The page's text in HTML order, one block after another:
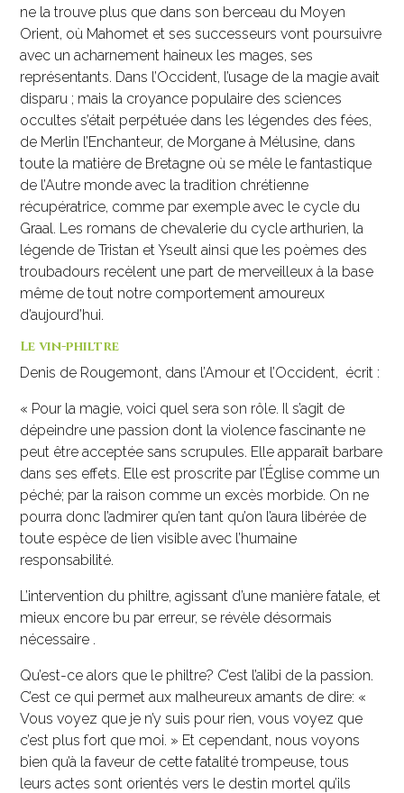
ne la trouve plus que dans son berceau du Moyen
Orient, où Mahomet et ses successeurs vont poursuivre
avec un acharnement haineux les mages, ses
représentants. Dans l’Occident, l’usage de la magie avait
disparu ; mais la croyance populaire des sciences
occultes s’était perpétuée dans les légendes des fées,
de Merlin l’Enchanteur, de Morgane à Mélusine, dans
toute la matière de Bretagne où se mêle le fantastique
de l’Autre monde avec la tradition chrétienne
récupératrice, comme par exemple avec le cycle du
Graal. Les romans de chevalerie du cycle arthurien, la
légende de Tristan et Yseult ainsi que les poèmes des
troubadours recèlent une part de merveilleux à la base
même de tout notre comportement amoureux
d’aujourd’hui.
Le vin-philtre
Denis de Rougemont, dans l’Amour et l’Occident, écrit :
« Pour la magie, voici quel sera son rôle. Il s’agit de
dépeindre une passion dont la violence fascinante ne
peut être acceptée sans scrupules. Elle apparaît barbare
dans ses effets. Elle est proscrite par l’Église comme un
péché; par la raison comme un excès morbide. On ne
pourra donc l’admirer qu’en tant qu’on l’aura libérée de
toute espèce de lien visible avec l’humaine
responsabilité.
L’intervention du philtre, agissant d’une manière fatale, et
mieux encore bu par erreur, se révèle désormais
nécessaire .
Qu’est-ce alors que le philtre? C’est l’alibi de la passion.
C’est ce qui permet aux malheureux amants de dire: «
Vous voyez que je n’y suis pour rien, vous voyez que
c’est plus fort que moi. » Et cependant, nous voyons
bien qu’à la faveur de cette fatalité trompeuse, tous
leurs actes sont orientés vers le destin mortel qu’ils